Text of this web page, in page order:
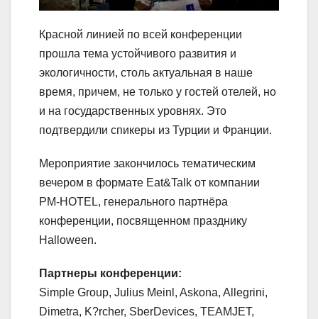
Красной линией по всей конференции
прошла тема устойчивого развития и
экологичности, столь актуальная в наше
время, причем, не только у гостей отелей, но
и на государственных уровнях. Это
подтвердили спикеры из Турции и Франции.
Мероприятие закончилось тематическим
вечером в формате Eat&Talk от компании
PM-HOTEL, генерального партнёра
конференции, посвященном празднику
Halloween.
Партнеры конференции:
Simple Group, Julius Meinl, Askona, Allegrini,
Dimetra, K?rcher, SberDevices, TEAMJET,